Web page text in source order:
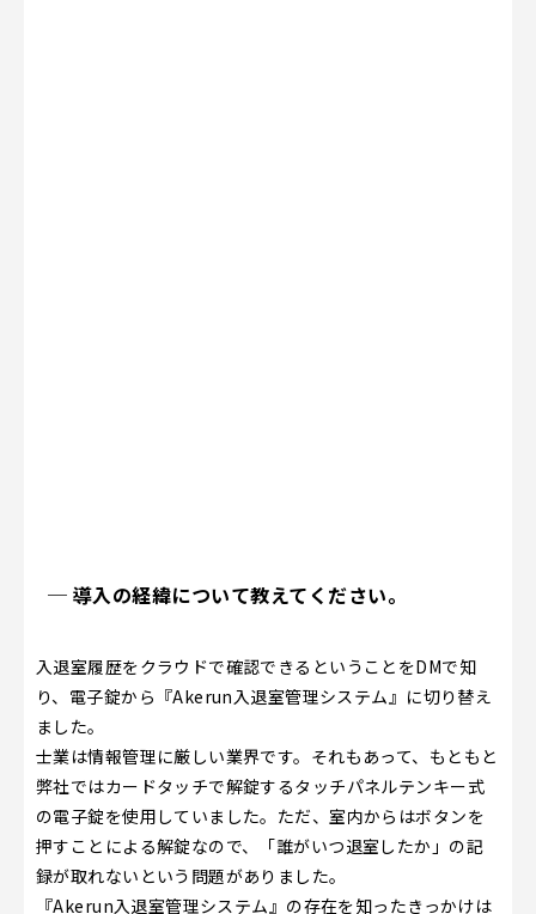
─ 導入の経緯について教えてください。
入退室履歴をクラウドで確認できるということをDMで知
り、電子錠から『Akerun入退室管理システム』に切り替え
ました。
士業は情報管理に厳しい業界です。それもあって、もともと
弊社ではカードタッチで解錠するタッチパネルテンキー式
の電子錠を使用していました。ただ、室内からはボタンを
押すことによる解錠なので、「誰がいつ退室したか」の記
録が取れないという問題がありました。
『Akerun入退室管理システム』の存在を知ったきっかけは